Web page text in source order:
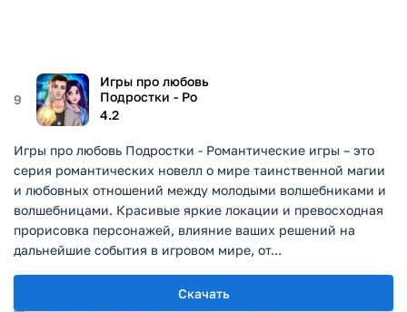
9
Игры про любовь
Подростки - Ро
4.2
Скачать
Игры про любовь Подростки - Романтические игры – это
серия романтических новелл о мире таинственной магии
и любовных отношений между молодыми волшебниками и
волшебницами. Красивые яркие локации и превосходная
прорисовка персонажей, влияние ваших решений на
дальнейшие события в игровом мире, от...